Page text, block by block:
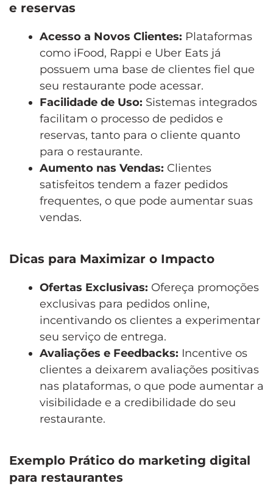
e reservas
Acesso a Novos Clientes: Plataformas
como iFood, Rappi e Uber Eats já
possuem uma base de clientes fiel que
seu restaurante pode acessar.
Facilidade de Uso: Sistemas integrados
facilitam o processo de pedidos e
reservas, tanto para o cliente quanto
para o restaurante.
Aumento nas Vendas: Clientes
satisfeitos tendem a fazer pedidos
frequentes, o que pode aumentar suas
vendas.
Dicas para Maximizar o Impacto
Ofertas Exclusivas: Ofereça promoções
exclusivas para pedidos online,
incentivando os clientes a experimentar
seu serviço de entrega.
Avaliações e Feedbacks: Incentive os
clientes a deixarem avaliações positivas
nas plataformas, o que pode aumentar a
visibilidade e a credibilidade do seu
restaurante.
Exemplo Prático do marketing digital
para restaurantes